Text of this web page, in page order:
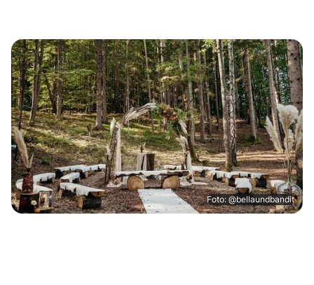
Foto: @bellaundbandit